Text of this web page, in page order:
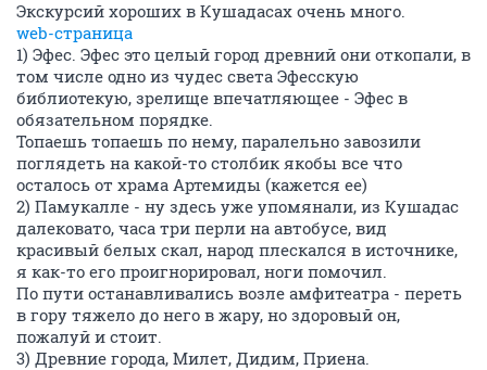
Экскурсий хороших в Кушадасах очень много.
web-страница
1) Эфес. Эфес это целый город древний они откопали, в
том числе одно из чудес света Эфесскую
библиотекую, зрелище впечатляющее - Эфес в
обязательном порядке.
Топаешь топаешь по нему, паралельно завозили
поглядеть на какой-то столбик якобы все что
осталось от храма Артемиды (кажется ее)
2) Памукалле - ну здесь уже упомянали, из Кушадас
далековато, часа три перли на автобусе, вид
красивый белых скал, народ плескался в источнике,
я как-то его проигнорировал, ноги помочил.
По пути останавливались возле амфитеатра - переть
в гору тяжело до него в жару, но здоровый он,
пожалуй и стоит.
3) Древние города, Милет, Дидим, Приена.